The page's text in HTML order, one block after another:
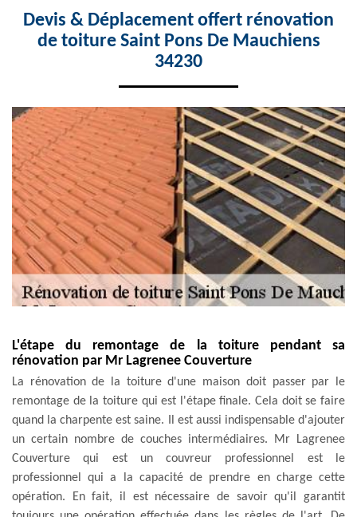
Devis & Déplacement offert rénovation
de toiture Saint Pons De Mauchiens
34230
L'étape du remontage de la toiture pendant sa
rénovation par Mr Lagrenee Couverture
La rénovation de la toiture d'une maison doit passer par le
remontage de la toiture qui est l'étape finale. Cela doit se faire
quand la charpente est saine. Il est aussi indispensable d'ajouter
un certain nombre de couches intermédiaires. Mr Lagrenee
Couverture qui est un couvreur professionnel est le
professionnel qui a la capacité de prendre en charge cette
opération. En fait, il est nécessaire de savoir qu'il garantit